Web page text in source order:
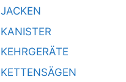
JACKEN
KANISTER
KEHRGERÄTE
KETTENSÄGEN